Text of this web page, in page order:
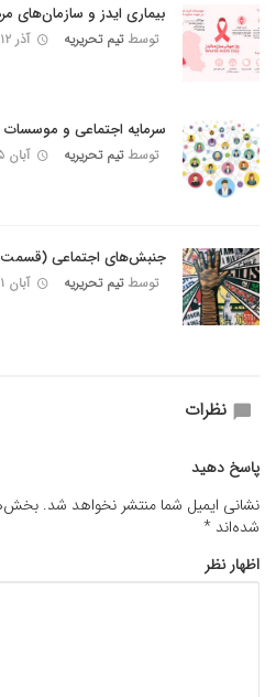
بیماری ایدز و سازمان‌های
توسطتیم تحریریه آذر ۱۲, ۱۴۰۱
سرمایه اجتماعی و موسسات
توسطتیم تحریریه آبان ۱۵, ۱۴۰۱
جنبش‌های اجتماعی
توسطتیم تحریریه آبان ۱, ۱۴۰۱
نظرات
پاسخ دهید
نشانی ایمیل شما منتشر نخواهد شد.
شده‌اند *
اظهار نظر